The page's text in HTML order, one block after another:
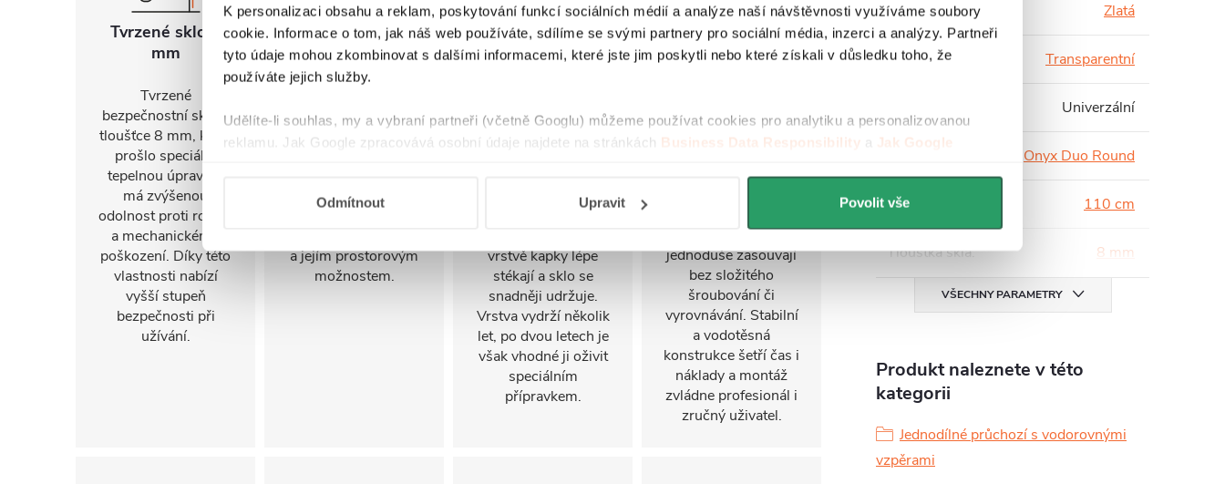
K personalizaci obsahu a reklam, poskytování funkcí sociálních médií a analýze naší návštěvnosti využíváme soubory
cookie. Informace o tom, jak náš web používáte, sdílíme se svými partnery pro sociální média, inzerci a analýzy. Partneři
tyto údaje mohou zkombinovat s dalšími informacemi, které jste jim poskytli nebo které získali v důsledku toho, že
používáte jejich služby.
Udělíte-li souhlas, my a vybraní partneři (včetně Googlu) můžeme používat cookies pro analytiku a personalizovanou
reklamu. Jak Google zpracovává osobní údaje najdete na stránkách Business Data Responsibility a Jak Google
Odmítnout Upravit Povolit vše
Tvrzené sklo 8
mm
Tvrzené
bezpečnostní sklo o
tloušťce 8 mm, které
prošlo speciální
tepelnou úpravou,
má zvýšenou
odolnost proti rozbití
a mechanickému
poškození. Díky této
vlastnosti nabízí
vyšší stupeň
bezpečnosti při
užívání.
Univerzální
montáž
umožňuje instalaci
na pravou i levou
snadno přizpůsobí
a jejím prostorovým
možnostem.
Povrchová úprava
EasyClean
usnadňuje čištění
skla a omezuje
stranu skla, která je v
kontaktu s vodou.
vrstvě kapky lépe
stékají a sklo se
snadněji udržuje.
Vrstva vydrží několik
let, po dvou letech je
však vhodné ji oživit
speciálním
přípravkem.
FastInstall
rychlé a snadné
sestavení
často i jednou
výroby se do sebe
jednoduše zasouvají
bez složitého
šroubování či
vyrovnávání. Stabilní
a vodotěsná
konstrukce šetří čas i
náklady a montáž
zvládne profesionál i
zručný uživatel.
Barva profilu: Zlatá
Barva skla Transparentní
Univerzální
Onyx Duo Round
Šířka 110 cm
Tloušťka skla: 8 mm
VŠECHNY PARAMETRY
Produkt naleznete v této
kategorii
Jednodílné průchozí s vodorovnými
vzpěrami